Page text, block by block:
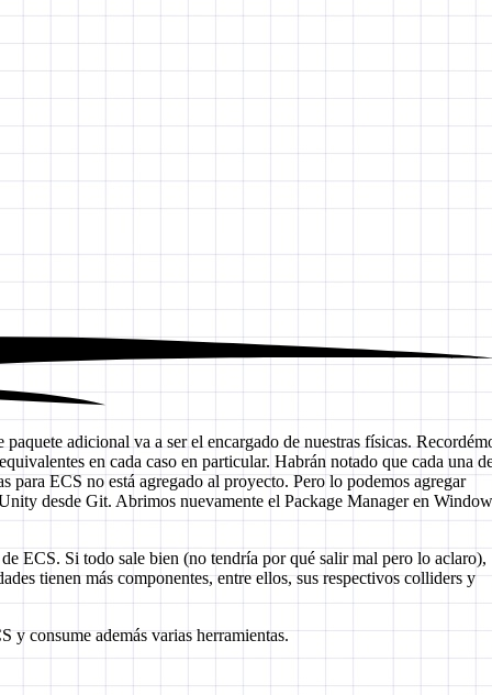
adicional va a ser el encargado de nuestras físicas.
en cada caso en particular. Habrán notado que cada una
para ECS no está agregado al proyecto. Pero lo podemos agregar
desde Git. Abrimos nuevamente el Package Manager en
ECS. Si todo sale bien (no tendría por qué salir mal pero lo aclaro),
tienen más componentes, entre ellos, sus respectivos colliders y
y consume además varias herramientas.